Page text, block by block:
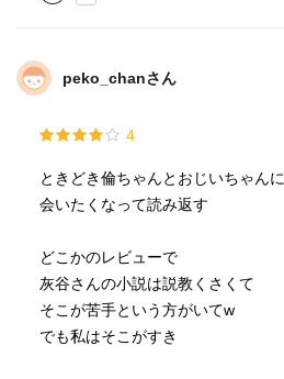
peko_chanさん
4
ときどき倫ちゃんとおじいちゃんに
会いたくなって読み返す
どこかのレビューで
灰谷さんの小説は説教くさくて
そこが苦手という方がいてw
でも私はそこがすき